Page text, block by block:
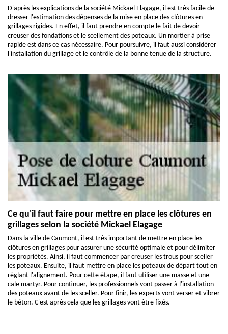
D'après les explications de la société Mickael Elagage, il est très facile de
dresser l'estimation des dépenses de la mise en place des clôtures en
grillages rigides. En effet, il faut prendre en compte le fait de devoir
creuser des fondations et le scellement des poteaux. Un mortier à prise
rapide est dans ce cas nécessaire. Pour poursuivre, il faut aussi considérer
l'installation du grillage et le contrôle de la bonne tenue de la structure.
Ce qu'il faut faire pour mettre en place les clôtures en
grillages selon la société Mickael Elagage
Dans la ville de Caumont, il est très important de mettre en place les
clôtures en grillages pour assurer une sécurité optimale et pour délimiter
les propriétés. Ainsi, il faut commencer par creuser les trous pour sceller
les poteaux. Ensuite, il faut mettre en place les poteaux de départ tout en
réglant l'alignement. Pour cette étape, il faut utiliser une masse et une
cale martyr. Pour continuer, les professionnels vont passer à l'installation
des poteaux avant de les sceller. Pour finir, les experts vont verser et vibrer
le béton. C'est après cela que les grillages vont être fixés.